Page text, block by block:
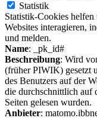
Statistik
Statistik-Cookies
Websites interagieren,
und melden.
Name: _pk_id#
Beschreibung: Wird
(früher PIWIK) gesetzt
des Benutzers auf der
die durchschnittlich auf
Seiten gelesen wurden.
Anbieter: